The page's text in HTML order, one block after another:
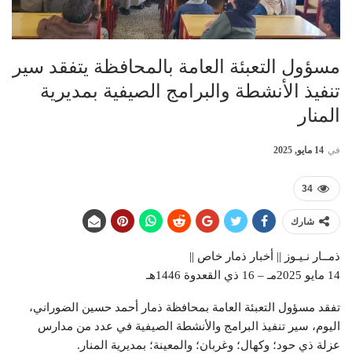
مسؤول التعبئة العامة بالمحافظة يتفقد سير
تنفيذ الأنشطة والبرامج الصيفية بمديرية
المنار
في 14 مايو, 2025
34
شارك
ذمــار نـيـوز || أخبار ذمار خاص ||
14 مايو 2025مـ – 16 ذي القعدوة 1446هـ
تفقد مسؤول التعبئة العامة بمحافظة ذمار أحمد حسين الضوراني،
اليوم، سير تنفيذ البرامج والأنشطة الصيفية في عدد من مدارس
عزلة ذي حود؛ وكهال؛ وغربان؛ والمعينة؛ بمديرية المنار.